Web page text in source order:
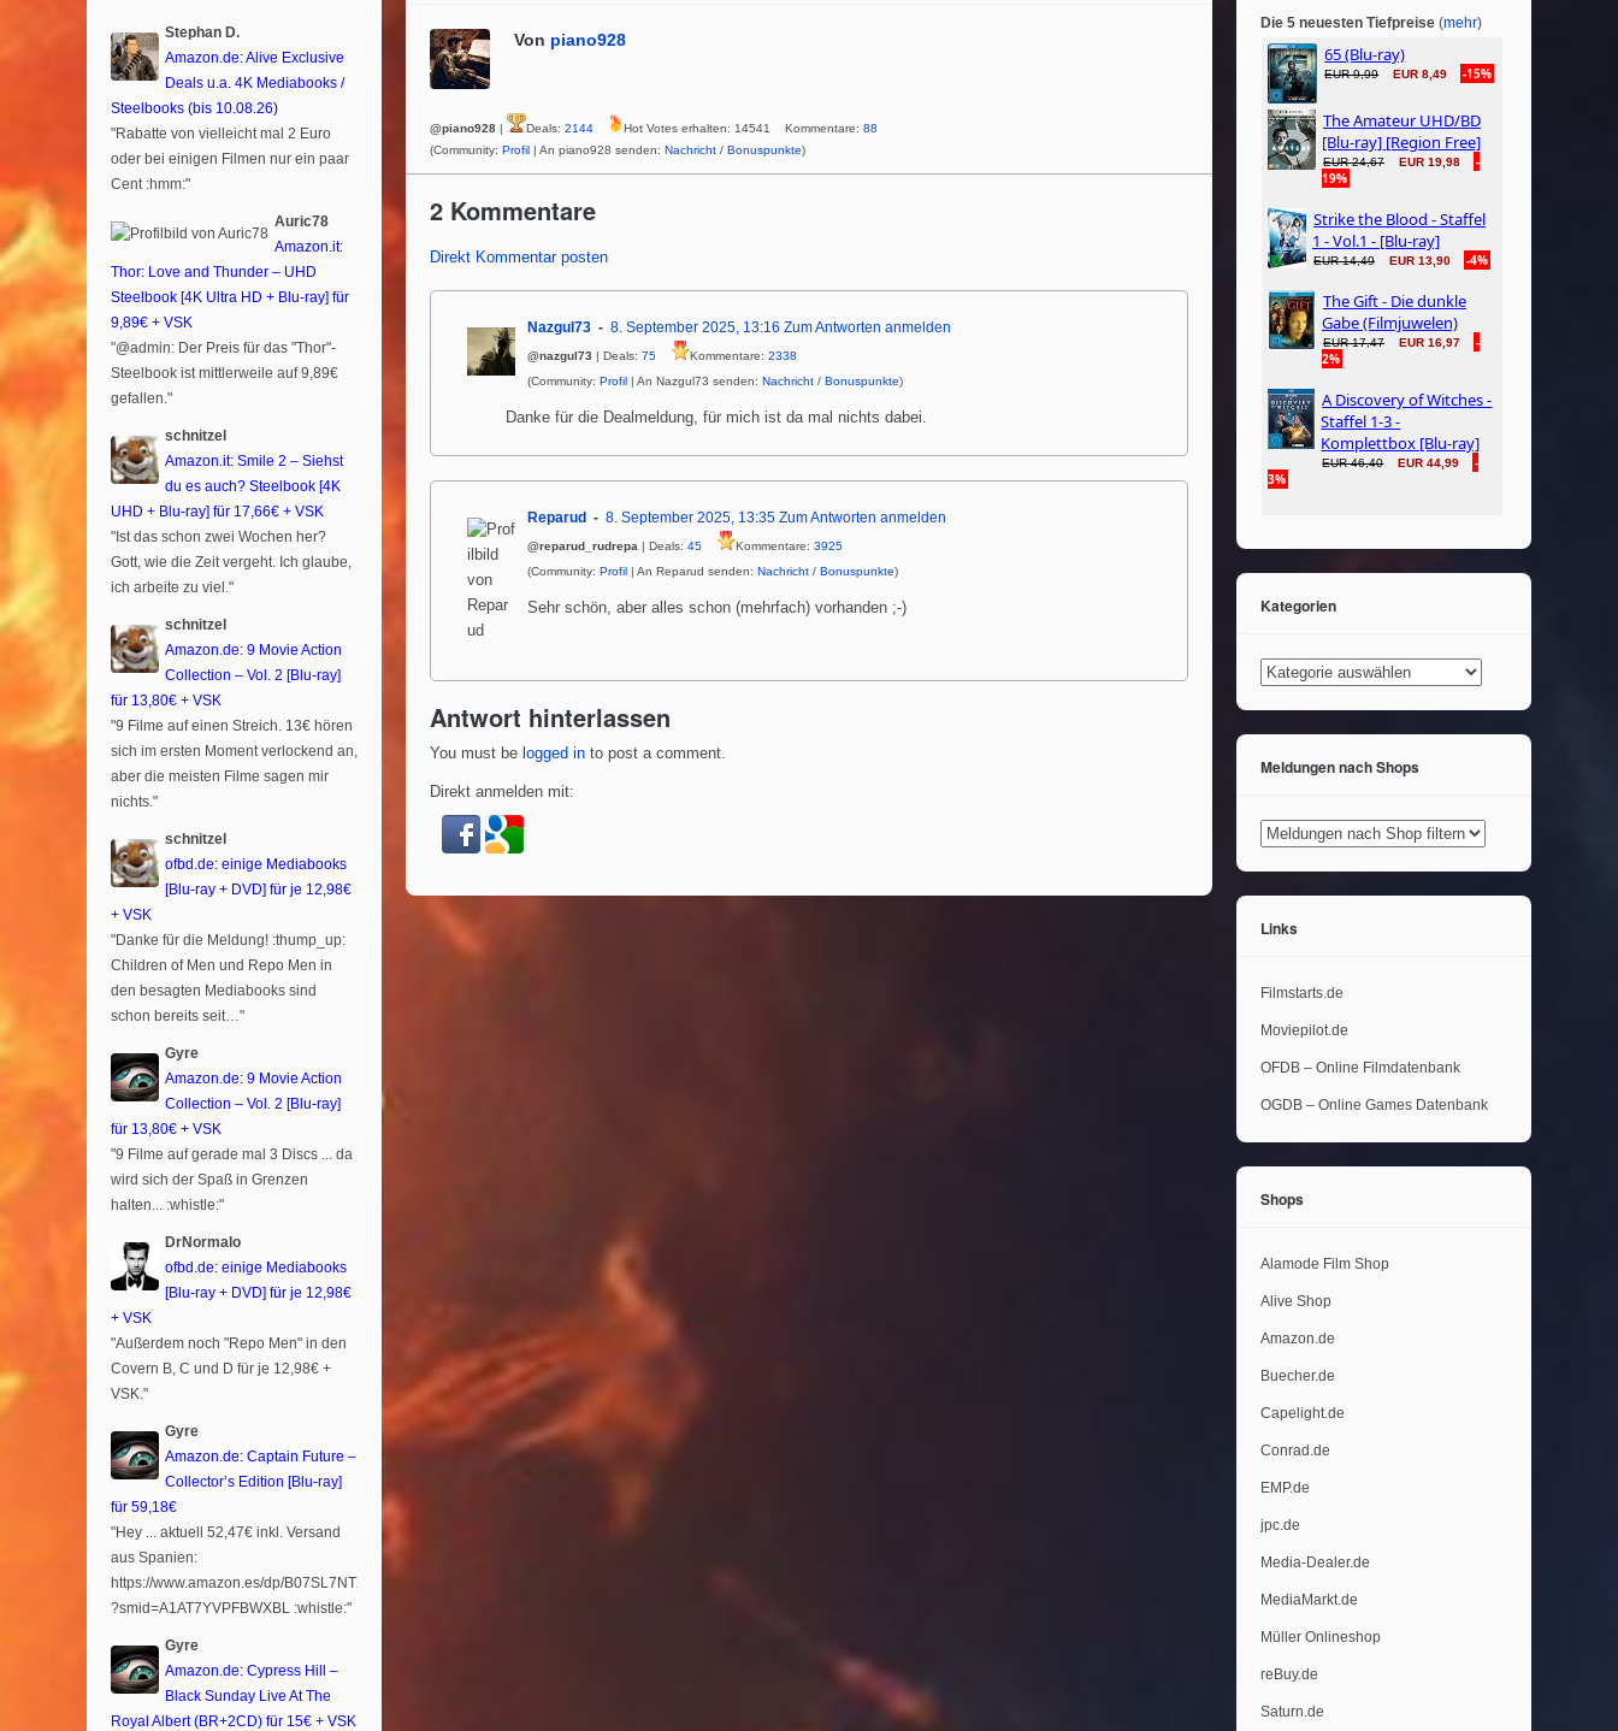
Von piano928
@piano928 | Deals: 2144 Hot Votes erhalten: 14541 Kommentare: 88
(Community: Profil | An piano928 senden: Nachricht / Bonuspunkte)
2 Kommentare
Direkt Kommentar posten
Nazgul73 8. September 2025, 13:16 Zum Antworten anmelden
@nazgul73 | Deals: 75 Kommentare: 2338
(Community: Profil | An Nazgul73 senden: Nachricht / Bonuspunkte)
Danke für die Dealmeldung, für mich ist da mal nichts dabei.
Reparud 8. September 2025, 13:35 Zum Antworten anmelden
@reparud_rudrepa | Deals: 45 Kommentare: 3925
(Community: Profil | An Reparud senden: Nachricht / Bonuspunkte)
Sehr schön, aber alles schon (mehrfach) vorhanden ;-)
Antwort hinterlassen
You must be logged in to post a comment.
Direkt anmelden mit:
Stephan D.
Amazon.de: Alive Exclusive
Deals u.a. 4K Mediabooks /
Steelbooks (bis 10.08.26)
"Rabatte von vielleicht mal 2 Euro
oder bei einigen Filmen nur ein paar
Cent :hmm:"
Auric78
Amazon.it:
Thor: Love and Thunder – UHD
Steelbook [4K Ultra HD + Blu-ray] für
9,89€ + VSK
"@admin: Der Preis für das "Thor"-
Steelbook ist mittlerweile auf 9,89€
gefallen."
schnitzel
Amazon.it: Smile 2 – Siehst
du es auch? Steelbook [4K
UHD + Blu-ray] für 17,66€ + VSK
"Ist das schon zwei Wochen her?
Gott, wie die Zeit vergeht. Ich glaube,
ich arbeite zu viel."
schnitzel
Amazon.de: 9 Movie Action
Collection – Vol. 2 [Blu-ray]
für 13,80€ + VSK
"9 Filme auf einen Streich. 13€ hören
sich im ersten Moment verlockend an,
aber die meisten Filme sagen mir
nichts."
schnitzel
ofbd.de: einige Mediabooks
[Blu-ray + DVD] für je 12,98€
+ VSK
"Danke für die Meldung! :thump_up:
Children of Men und Repo Men in
den besagten Mediabooks sind
schon bereits seit…"
Gyre
Amazon.de: 9 Movie Action
Collection – Vol. 2 [Blu-ray]
für 13,80€ + VSK
"9 Filme auf gerade mal 3 Discs ... da
wird sich der Spaß in Grenzen
halten... :whistle:"
DrNormalo
ofbd.de: einige Mediabooks
[Blu-ray + DVD] für je 12,98€
+ VSK
"Außerdem noch "Repo Men" in den
Covern B, C und D für je 12,98€ +
VSK."
Gyre
Amazon.de: Captain Future –
Collector’s Edition [Blu-ray]
für 59,18€
"Hey ... aktuell 52,47€ inkl. Versand
aus Spanien:
https://www.amazon.es/dp/B07SL7NTXR
?smid=A1AT7YVPFBWXBL :whistle:"
Gyre
Amazon.de: Cypress Hill –
Black Sunday Live At The
Royal Albert (BR+2CD) für 15€ + VSK
Die 5 neuesten Tiefpreise (mehr)
Kategorien
Kategorien
Meldungen nach Shops
Links
Filmstarts.de
Moviepilot.de
OFDB – Online Filmdatenbank
OGDB – Online Games Datenbank
Shops
Alamode Film Shop
Alive Shop
Amazon.de
Buecher.de
Capelight.de
Conrad.de
EMP.de
jpc.de
Media-Dealer.de
MediaMarkt.de
Müller Onlineshop
reBuy.de
Saturn.de